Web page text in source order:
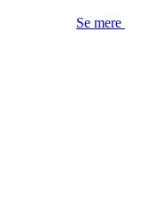
Se mere